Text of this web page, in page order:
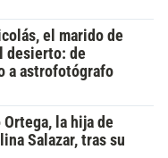
el marido de
desierto: de
a astrofotógrafo
la hija de
Salazar, tras su